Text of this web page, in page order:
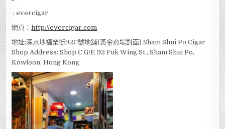
: evercigar
網頁：http://evercigar.com
地址:深水埗福榮街92C號地舖(黃金商場對面) Sham Shui Po Cigar
Shop Address: Shop C G/F, 92 Fuk Wing St., Sham Shui Po,
Kowloon, Hong Kong